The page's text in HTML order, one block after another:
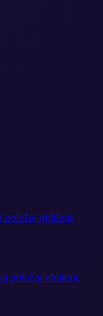
položaj oblikuje
položaj oblikuje